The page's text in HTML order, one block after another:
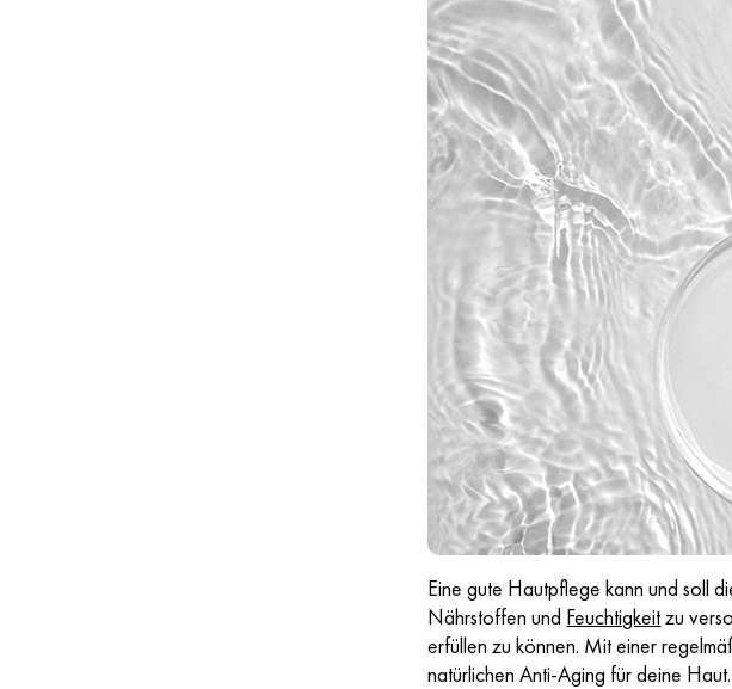
Eine gute Hautpflege kann und soll
Nährstoffen und Feuchtigkeitzu
erfüllen zu können. Mit einer
natürlichen Anti-Aging für deine Haut.